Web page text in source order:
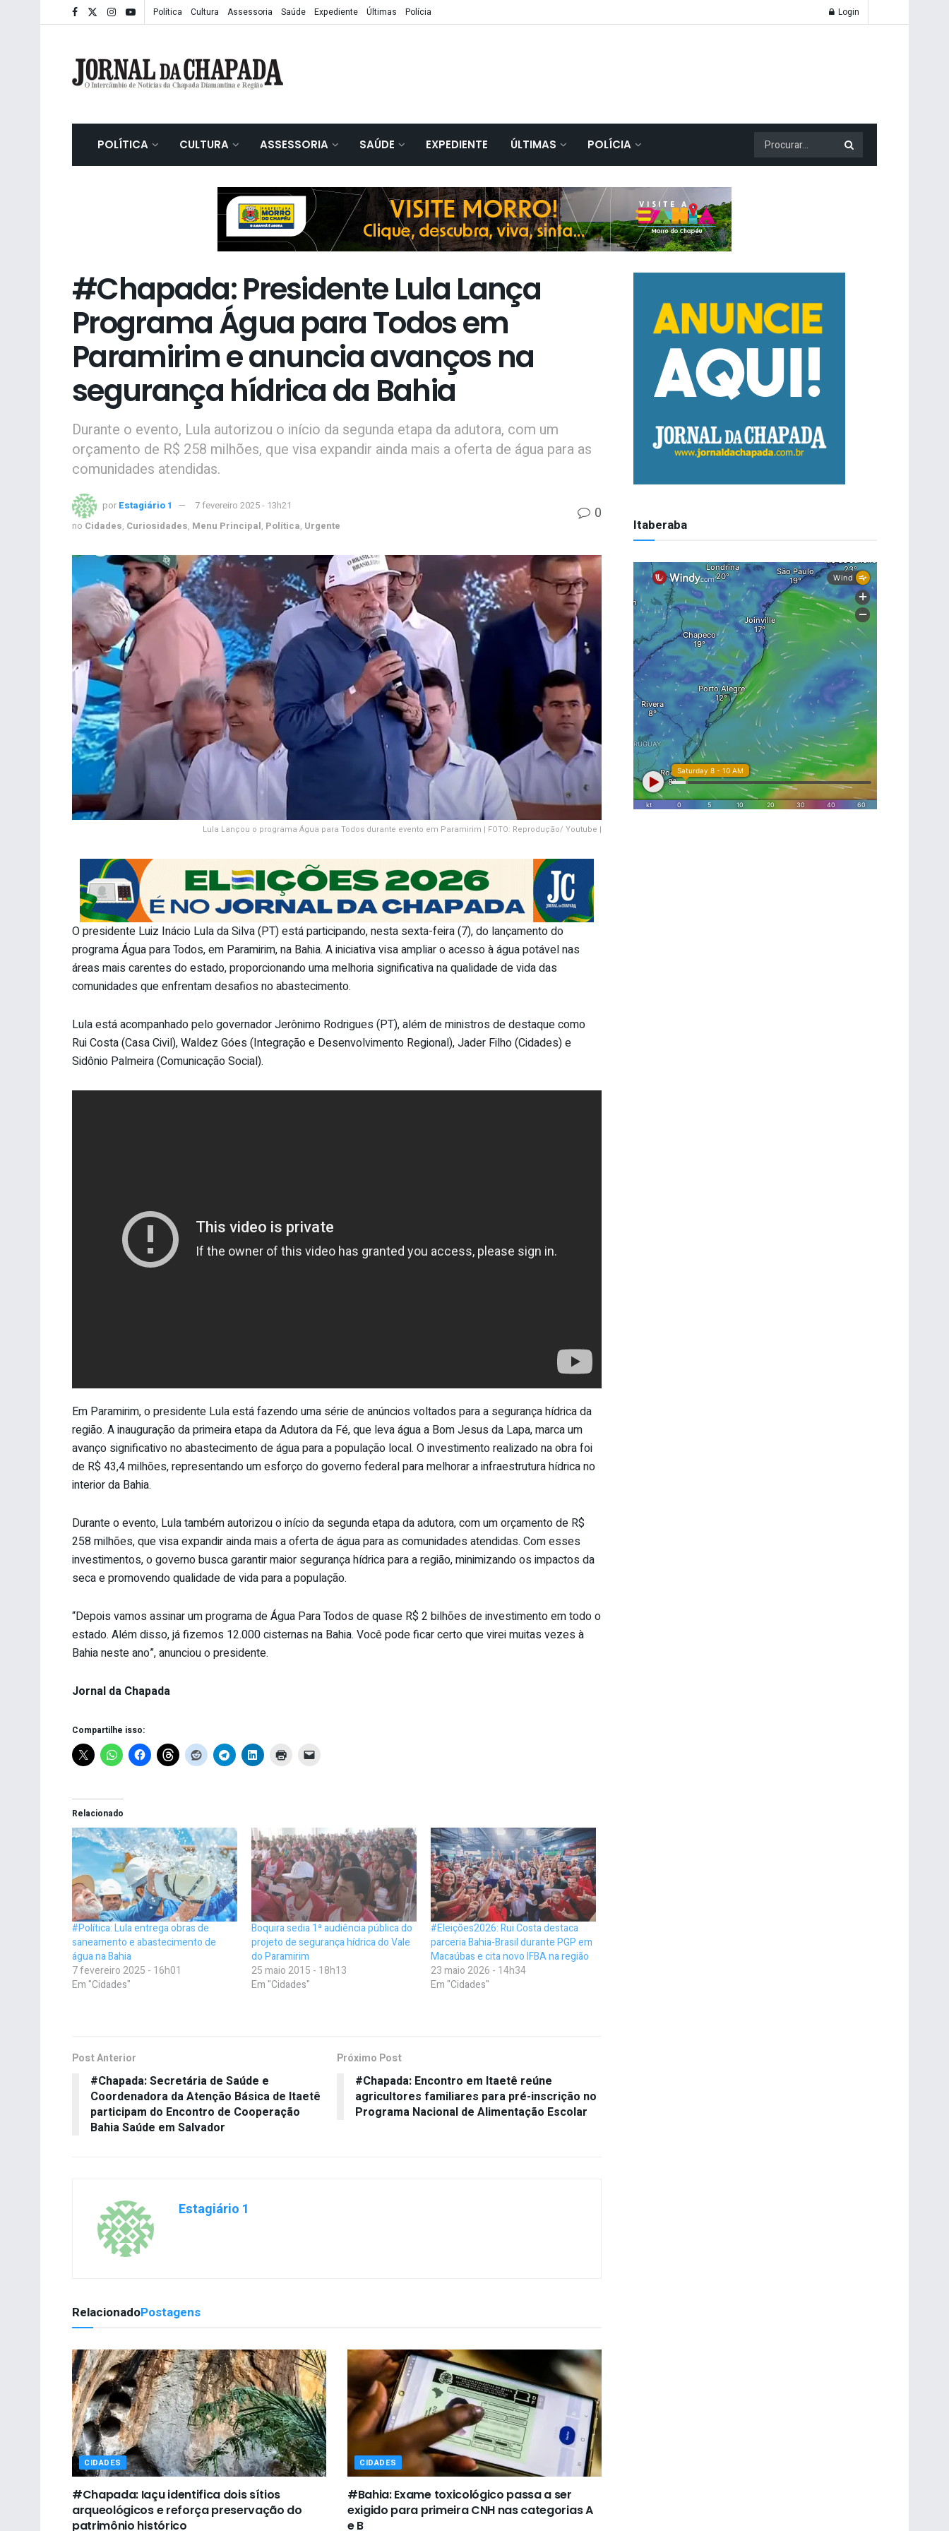
Política Cultura Assessoria Saúde Expediente Últimas Polícia Login
POLÍTICA CULTURA ASSESSORIA SAÚDE EXPEDIENTE ÚLTIMAS POLÍCIA
#Chapada: Presidente Lula Lança
Programa Água para Todos em
Paramirim e anuncia avanços na
segurança hídrica da Bahia
Durante o evento, Lula autorizou o início da segunda etapa da adutora, com um
orçamento de R$ 258 milhões, que visa expandir ainda mais a oferta de água para as
comunidades atendidas.
por Estagiário 1
7 fevereiro 2025 - 13h21
no Cidades, Curiosidades, Menu Principal, Política, Urgente
0
Lula Lançou o programa Água para Todos durante evento em Paramirim | FOTO: Reprodução/ Youtube |
O presidente Luiz Inácio Lula da Silva (PT) está participando, nesta sexta-feira (7), do lançamento do
programa Água para Todos, em Paramirim, na Bahia. A iniciativa visa ampliar o acesso à água potável nas
áreas mais carentes do estado, proporcionando uma melhoria significativa na qualidade de vida das
comunidades que enfrentam desafios no abastecimento.
Lula está acompanhado pelo governador Jerônimo Rodrigues (PT), além de ministros de destaque como
Rui Costa (Casa Civil), Waldez Góes (Integração e Desenvolvimento Regional), Jader Filho (Cidades) e
Sidônio Palmeira (Comunicação Social).
Em Paramirim, o presidente Lula está fazendo uma série de anúncios voltados para a segurança hídrica da
região. A inauguração da primeira etapa da Adutora da Fé, que leva água a Bom Jesus da Lapa, marca um
avanço significativo no abastecimento de água para a população local. O investimento realizado na obra foi
de R$ 43,4 milhões, representando um esforço do governo federal para melhorar a infraestrutura hídrica no
interior da Bahia.
Durante o evento, Lula também autorizou o início da segunda etapa da adutora, com um orçamento de R$
258 milhões, que visa expandir ainda mais a oferta de água para as comunidades atendidas. Com esses
investimentos, o governo busca garantir maior segurança hídrica para a região, minimizando os impactos da
seca e promovendo qualidade de vida para a população.
“Depois vamos assinar um programa de Água Para Todos de quase R$ 2 bilhões de investimento em todo o
estado. Além disso, já fizemos 12.000 cisternas na Bahia. Você pode ficar certo que virei muitas vezes à
Bahia neste ano”, anunciou o presidente.
Jornal da Chapada
Compartilhe isso:
Relacionado
#Política: Lula entrega obras de
saneamento e abastecimento de
água na Bahia
7 fevereiro 2025 - 16h01
Em "Cidades"
Boquira sedia 1ª audiência pública do
projeto de segurança hídrica do Vale
do Paramirim
25 maio 2015 - 18h13
Em "Cidades"
#Eleições2026: Rui Costa destaca
parceria Bahia-Brasil durante PGP em
Macaúbas e cita novo IFBA na região
23 maio 2026 - 14h34
Em "Cidades"
Post Anterior
#Chapada: Secretária de Saúde e
Coordenadora da Atenção Básica de Itaetê
participam do Encontro de Cooperação
Bahia Saúde em Salvador
Próximo Post
#Chapada: Encontro em Itaetê reúne
agricultores familiares para pré-inscrição no
Programa Nacional de Alimentação Escolar
Estagiário 1
RelacionadoPostagens
CIDADES
#Chapada: Iaçu identifica dois sítios
arqueológicos e reforça preservação do
patrimônio histórico
CIDADES
#Bahia: Exame toxicológico passa a ser
exigido para primeira CNH nas categorias A
e B
Itaberaba